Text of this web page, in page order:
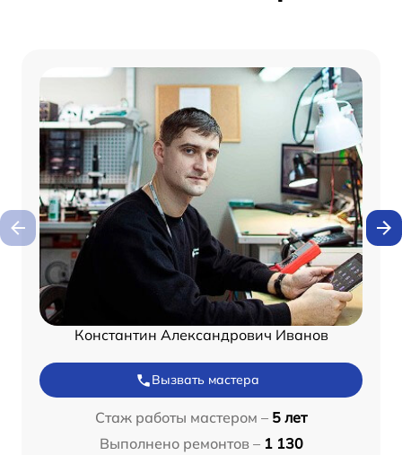
Константин Александрович Иванов
Вызвать мастера
Стаж работы мастером – 5 лет
Выполнено ремонтов – 1 130